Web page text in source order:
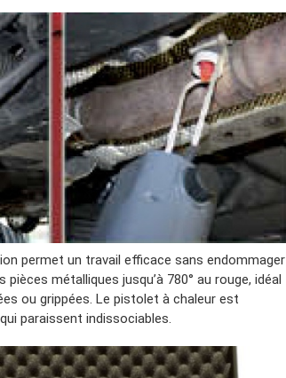
permet un travail efficace sans endommager
métalliques jusqu’à 780° au rouge, idéal
ou grippées. Le pistolet à chaleur est
paraissent indissociables.